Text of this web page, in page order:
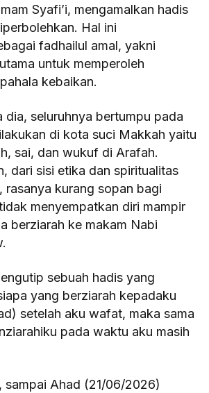
Syafi’i, mengamalkan hadis
Hal ini
fadhailul amal, yakni
untuk memperoleh
kebaikan.
dia, seluruhnya bertumpu pada
di kota suci Makkah yaitu
sai, dan wukuf di Arafah.
dari sisi etika dan spiritualitas
rasanya kurang sopan bagi
menyempatkan diri mampir
berziarah ke makam Nabi
sebuah hadis yang
yang berziarah kepadaku
setelah aku wafat, maka sama
pada waktu aku masih
sampai Ahad (21/06/2026)